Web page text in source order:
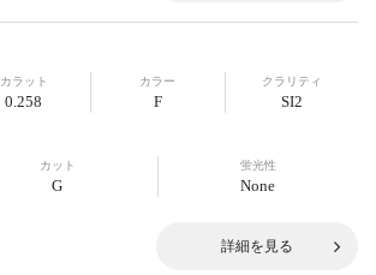
カラット
0.258
カラー
F
クラリティ
SI2
カット
G
蛍光性
None
詳細を見る